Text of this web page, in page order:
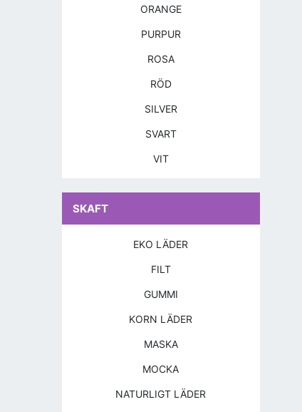
ORANGE
PURPUR
ROSA
RÖD
SILVER
SVART
VIT
SKAFT
EKO LÄDER
FILT
GUMMI
KORN LÄDER
MASKA
MOCKA
NATURLIGT LÄDER